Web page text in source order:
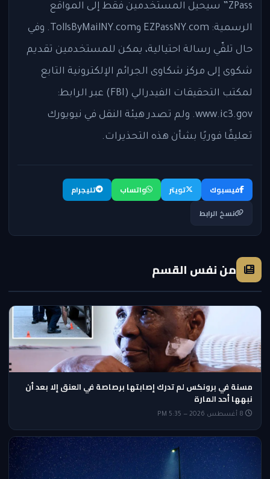
ZPass” سيحيل المستخدمين فقط إلى المواقع
الرسمية: EZPassNY.com وTollsByMailNY.com. وفي
حال تلقّي رسالة احتيالية، يمكن للمستخدمين تقديم
شكوى إلى مركز شكاوى الجرائم الإلكترونية التابع
لمكتب التحقيقات الفيدرالي (FBI) عبر الرابط:
www.ic3.gov. ولم تصدر هيئة النقل في نيويورك
تعليقًا فوريًا بشأن هذه التحذيرات.
فيسبوك تويتر واتساب
تليجرام
نسخ الرابط
من نفس القسم
مسنة في برونكس لم تدرك إصابتها برصاصة في العنق إلا بعد أن
نبهها أحد المارة